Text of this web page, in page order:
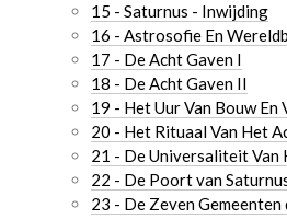
15 - Saturnus - Inwijding
16 - Astrosofie En
17 - De Acht Gaven I
18 - De Acht Gaven II
19 - Het Uur Van Bouw En
20 - Het Rituaal Van Het
21 - De Universaliteit Van
22 - De Poort van
23 - De Zeven Gemeenten